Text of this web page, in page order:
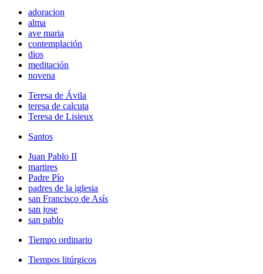
adoracion
alma
ave maria
contemplación
dios
meditación
novena
Teresa de Ávila
teresa de calcuta
Teresa de Lisieux
Santos
Juan Pablo II
martires
Padre Pío
padres de la iglesia
san Francisco de Asís
san jose
san pablo
Tiempo ordinario
Tiempos litúrgicos